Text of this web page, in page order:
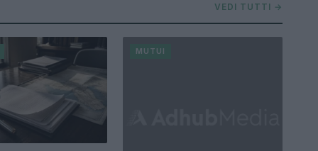
VEDI TUTTI →
MUTUI